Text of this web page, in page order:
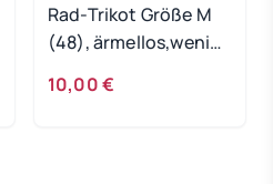
Rad-Trikot Größe M
(48), ärmellos,wenig
10,00 €